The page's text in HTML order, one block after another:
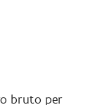
bruto per